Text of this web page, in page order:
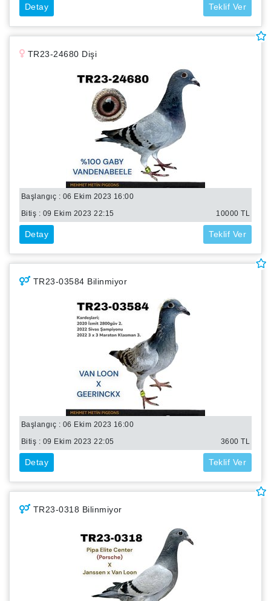
Detay Teklif Ver
TR23-24680 Dişi
Başlangıç : 06 Ekim 2023 16:00
Bitiş : 09 Ekim 2023 22:15 10000TL
Detay Teklif Ver
TR23-03584 Bilinmiyor
Başlangıç : 06 Ekim 2023 16:00
Bitiş : 09 Ekim 2023 22:05 3600TL
Detay Teklif Ver
TR23-0318 Bilinmiyor